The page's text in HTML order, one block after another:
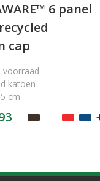
6 panel
cap
voorraad
katoen
cm